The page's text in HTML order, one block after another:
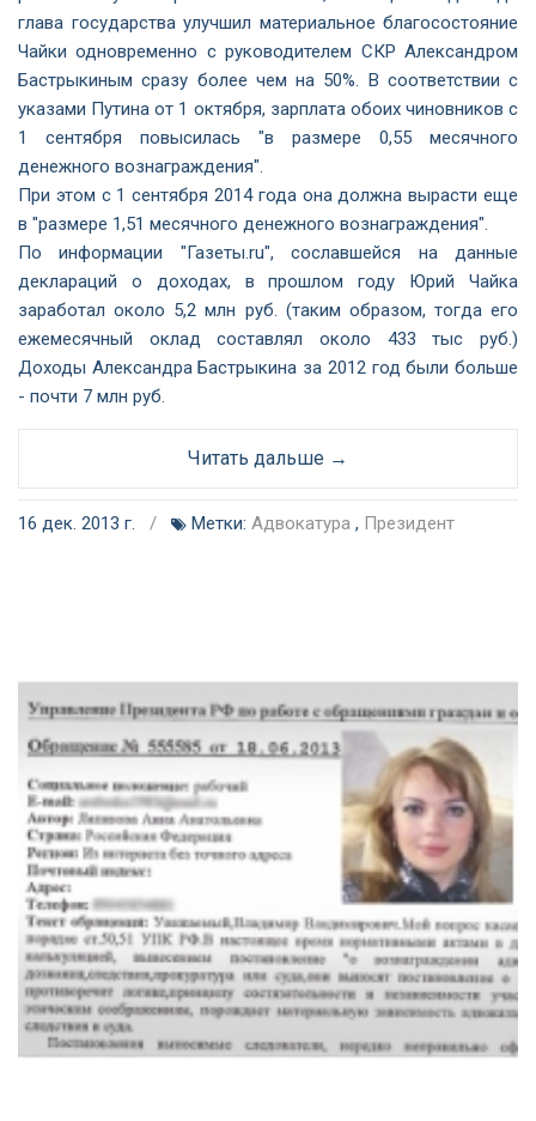
глава государства улучшил материальное благосостояние
Чайки одновременно с руководителем СКР Александром
Бастрыкиным сразу более чем на 50%. В соответствии с
указами Путина от 1 октября, зарплата обоих чиновников с
1 сентября повысилась "в размере 0,55 месячного
денежного вознаграждения".
При этом с 1 сентября 2014 года она должна вырасти еще
в "размере 1,51 месячного денежного вознаграждения".
По информации "Газеты.ru", сославшейся на данные
деклараций о доходах, в прошлом году Юрий Чайка
заработал около 5,2 млн руб. (таким образом, тогда его
ежемесячный оклад составлял около 433 тыс руб.)
Доходы Александра Бастрыкина за 2012 год были больше
- почти 7 млн руб.
Читать дальше →
16 дек. 2013 г. / Метки: Адвокатура , Президент